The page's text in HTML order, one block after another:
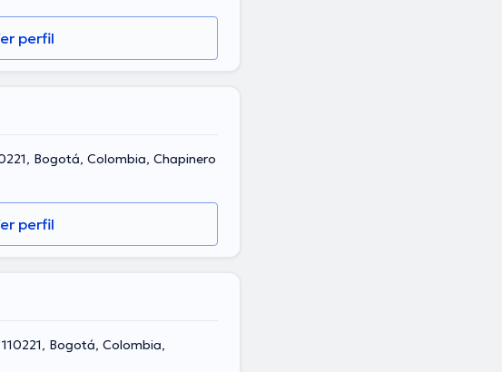
perfil
Bogotá, Colombia, Chapinero
perfil
Bogotá, Colombia,